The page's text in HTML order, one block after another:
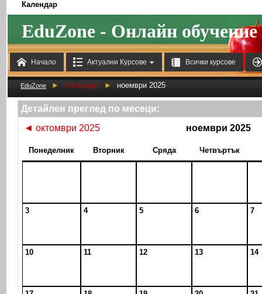
 Начало  Актуални Курсове  Всички курсове 
Календар
EduZone - Онлайн обучение
EduZone ► Календар ► ноември 2025
Детайлен преглед по месеци:
◄ октомври 2025 ноември 2025
Понеделник Вторник Сряда Четвъртък
3 4 5 6 7
10 11 12 13 14